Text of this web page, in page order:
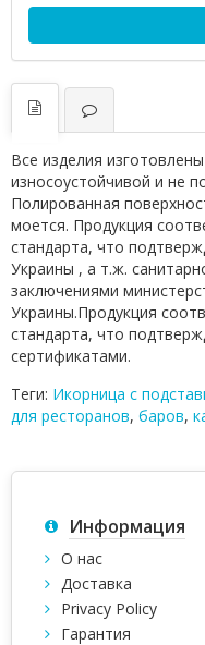
Все изделия
износоустойчивой и не
Полированная
моется. Продукция
стандарта, что
Украины , а т.ж.
заключениями
Украины.Продукция
стандарта, что
сертификатами.
Теги: Икорница с
для ресторанов, баров,
Информация
О нас
Доставка
Privacy Policy
Гарантия